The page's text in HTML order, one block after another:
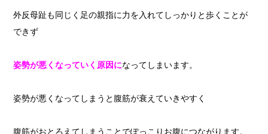
外反母趾も同じく足の親指に力を入れてしっかりと歩くことが
できず
姿勢が悪くなっていく原因になってしまいます。
姿勢が悪くなってしまうと腹筋が衰えていきやすく
腹筋がおとろえてしまうことでぽっこりお腹につながります。